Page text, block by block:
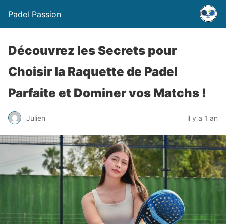
Padel Passion
Découvrez les Secrets pour
Choisir la Raquette de Padel
Parfaite et Dominer vos Matchs !
Julien il y a 1 an